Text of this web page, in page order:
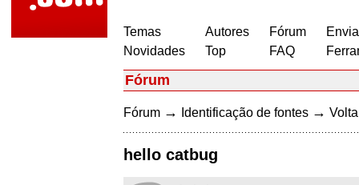
Temas
Novidades
Autores
Top
Fórum
FAQ
Fórum
Fórum → Identificação de fontes →
hello catbug